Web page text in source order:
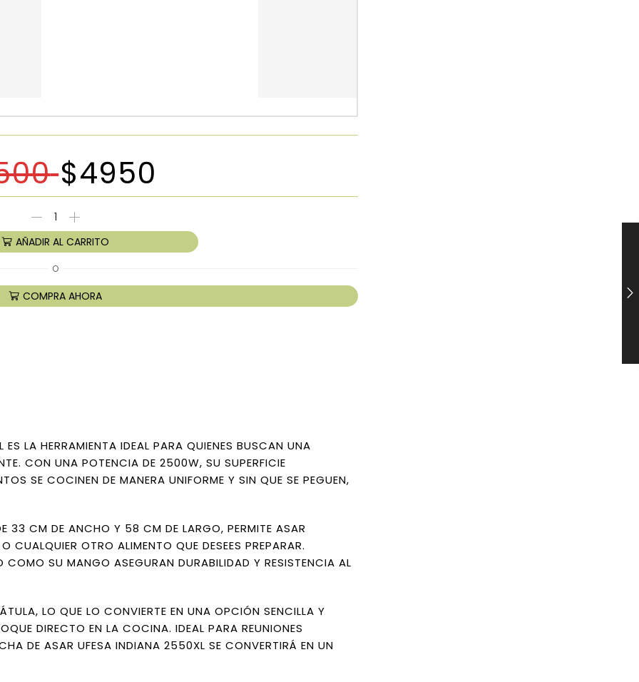
$4950
AÑADIR AL CARRITO
O
COMPRA AHORA
LA HERRAMIENTA IDEAL PARA QUIENES BUSCAN UNA
CON UNA POTENCIA DE 2500W, SU SUPERFICIE
SE COCINEN DE MANERA UNIFORME Y SIN QUE SE PEGUEN,
33 CM DE ANCHO Y 58 CM DE LARGO, PERMITE ASAR
CUALQUIER OTRO ALIMENTO QUE DESEES PREPARAR.
SU MANGO ASEGURAN DURABILIDAD Y RESISTENCIA AL
LO QUE LO CONVIERTE EN UNA OPCIÓN SENCILLA Y
DIRECTO EN LA COCINA. IDEAL PARA REUNIONES
DE ASAR UFESA INDIANA 2550XL SE CONVERTIRÁ EN UN